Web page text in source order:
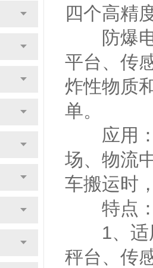
四个高精
防爆电
平台、传
炸性物质
单。
应用：
场、物流
车搬运时
特点
1、适用
秤台、传